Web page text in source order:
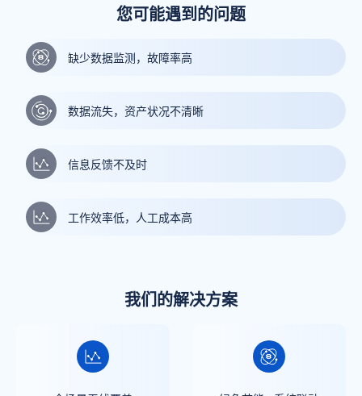
您可能遇到的问题
缺少数据监测，故障率高
数据流失，资产状况不清晰
信息反馈不及时
工作效率低，人工成本高
我们的解决方案